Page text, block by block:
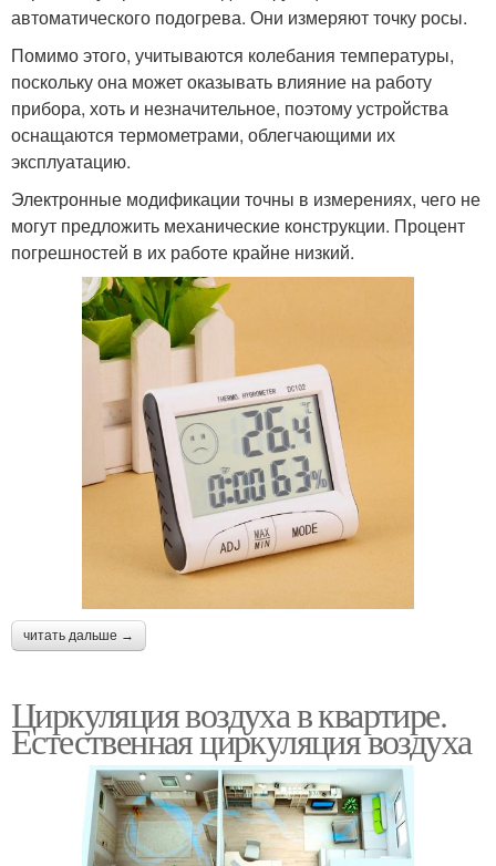
автоматического подогрева. Они измеряют точку росы.
Помимо этого, учитываются колебания температуры,
поскольку она может оказывать влияние на работу
прибора, хоть и незначительное, поэтому устройства
оснащаются термометрами, облегчающими их
эксплуатацию.
Электронные модификации точны в измерениях, чего не
могут предложить механические конструкции. Процент
погрешностей в их работе крайне низкий.
читать дальше →
Циркуляция воздуха в квартире.
Естественная циркуляция воздуха